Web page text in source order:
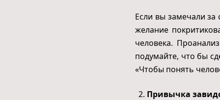
Если вы замечали за
желание
человека.
подумайте, что бы
«Чтобы понять
Привычка